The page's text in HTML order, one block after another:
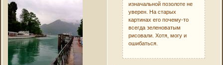
изначальной позолоте не
уверен. На старых
картинах его почему-то
всегда зеленоватым
рисовали. Хотя, могу и
ошибаться.